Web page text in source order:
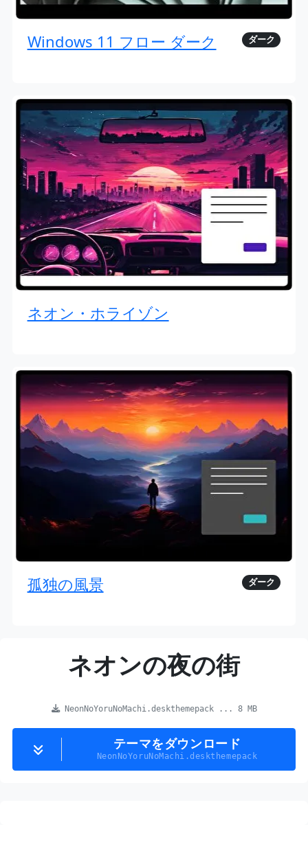
Windows 11 フロー ダーク ダーク
ネオン・ホライゾン
孤独の風景 ダーク
ネオンの夜の街
NeonNoYoruNoMachi.deskthemepack ... 8 MB
テーマをダウンロード
NeonNoYoruNoMachi.deskthemepack